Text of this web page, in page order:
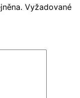
Vyžadované